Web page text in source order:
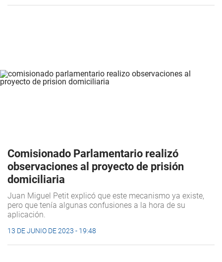
Comisionado Parlamentario realizó
observaciones al proyecto de prisión
domiciliaria
Juan Miguel Petit explicó que este mecanismo ya existe,
pero que tenía algunas confusiones a la hora de su
aplicación.
13 DE JUNIO DE 2023 - 19:48